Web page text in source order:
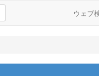
ウェブ